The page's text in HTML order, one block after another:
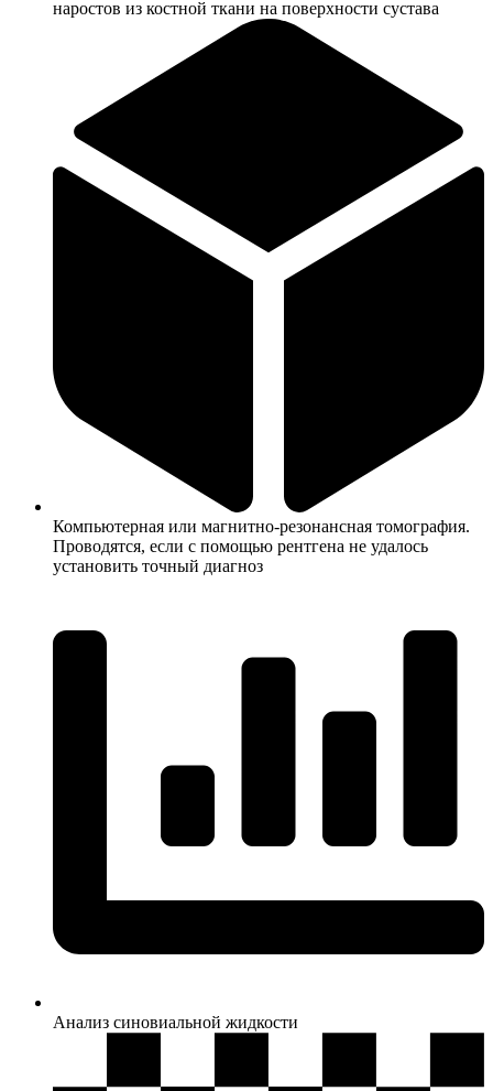
наростов из костной ткани на поверхности сустава
Компьютерная или магнитно-резонансная томография.
Проводятся, если с помощью рентгена не удалось
установить точный диагноз
Анализ синовиальной жидкости